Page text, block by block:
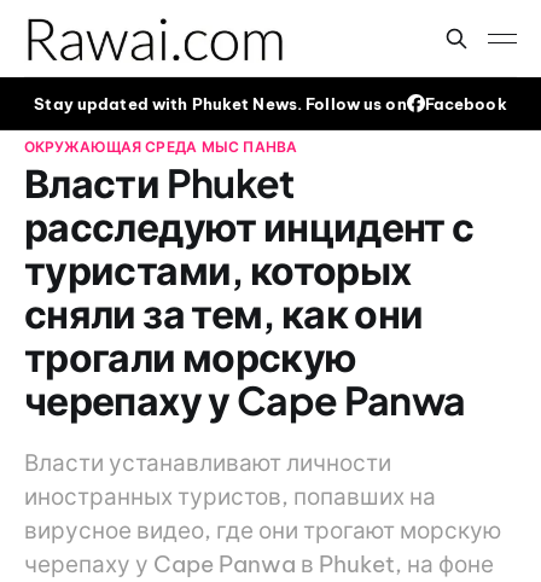
Stay updated with Phuket News. Follow us on Facebook
ОКРУЖАЮЩАЯ СРЕДА МЫС ПАНВА
Власти Phuket
расследуют инцидент с
туристами, которых
сняли за тем, как они
трогали морскую
черепаху у Cape Panwa
Власти устанавливают личности
иностранных туристов, попавших на
вирусное видео, где они трогают морскую
черепаху у Cape Panwa в Phuket, на фоне